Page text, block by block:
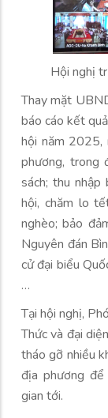
Hội nghị
Thay mặt
báo cáo kết
hội năm 2025,
phương, trong
sách; thu nhập
hội, chăm lo
nghèo; bảo
Nguyên đán
cử đại biểu
…
Tại hội nghị,
Thức và đại
tháo gỡ nhiều
địa phương
gian tới.